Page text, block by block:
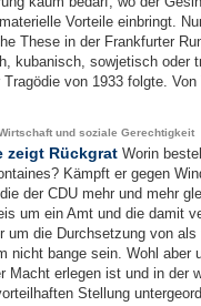
Vorteile einbringt.
These in der Frankfurter
kubanisch, sowjetisch oder
von 1933 folgte.
und soziale Gerechtigkeit
zeigt Rückgrat Worin
Kämpft er gegen
der CDU mehr und mehr
um ein Amt und die damit
um die Durchsetzung von
nicht bange sein. Wohl aber
Macht erlegen ist und in der
Stellung